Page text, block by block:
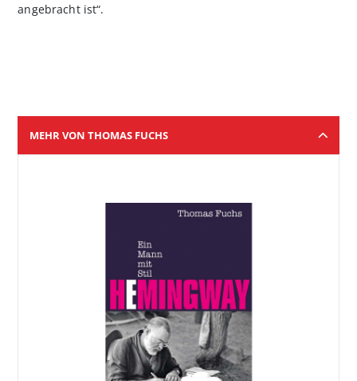
angebracht ist“.
MEHR VON THOMAS FUCHS